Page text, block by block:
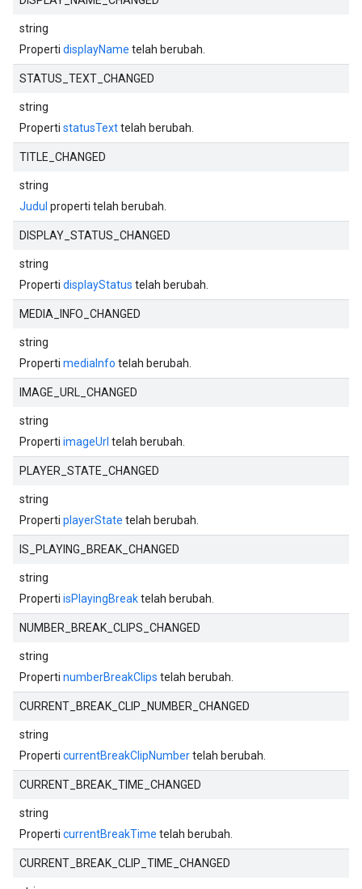
string
Properti displayName telah berubah.
STATUS_TEXT_CHANGED
string
Properti statusTexttelah berubah.
TITLE_CHANGED
string
Judul properti telah berubah.
DISPLAY_STATUS_CHANGED
string
Properti displayStatus telah berubah.
MEDIA_INFO_CHANGED
string
Properti mediaInfo telah berubah.
IMAGE_URL_CHANGED
string
Properti imageUrl telah berubah.
PLAYER_STATE_CHANGED
string
Properti playerState telah berubah.
IS_PLAYING_BREAK_CHANGED
string
Properti isPlayingBreaktelah berubah.
NUMBER_BREAK_CLIPS_CHANGED
string
Properti numberBreakClips telah berubah.
CURRENT_BREAK_CLIP_NUMBER_CHANGED
string
Properti currentBreakClipNumbertelah berubah.
CURRENT_BREAK_TIME_CHANGED
string
Properti currentBreakTime telah berubah.
CURRENT_BREAK_CLIP_TIME_CHANGED